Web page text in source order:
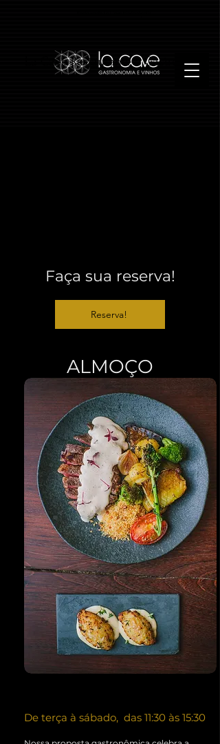
La Cave Restaurante e Gastrobar
Faça sua reserva!
Reserva!
ALMOÇO
De terça à sábado, das 11:30 às 15:30